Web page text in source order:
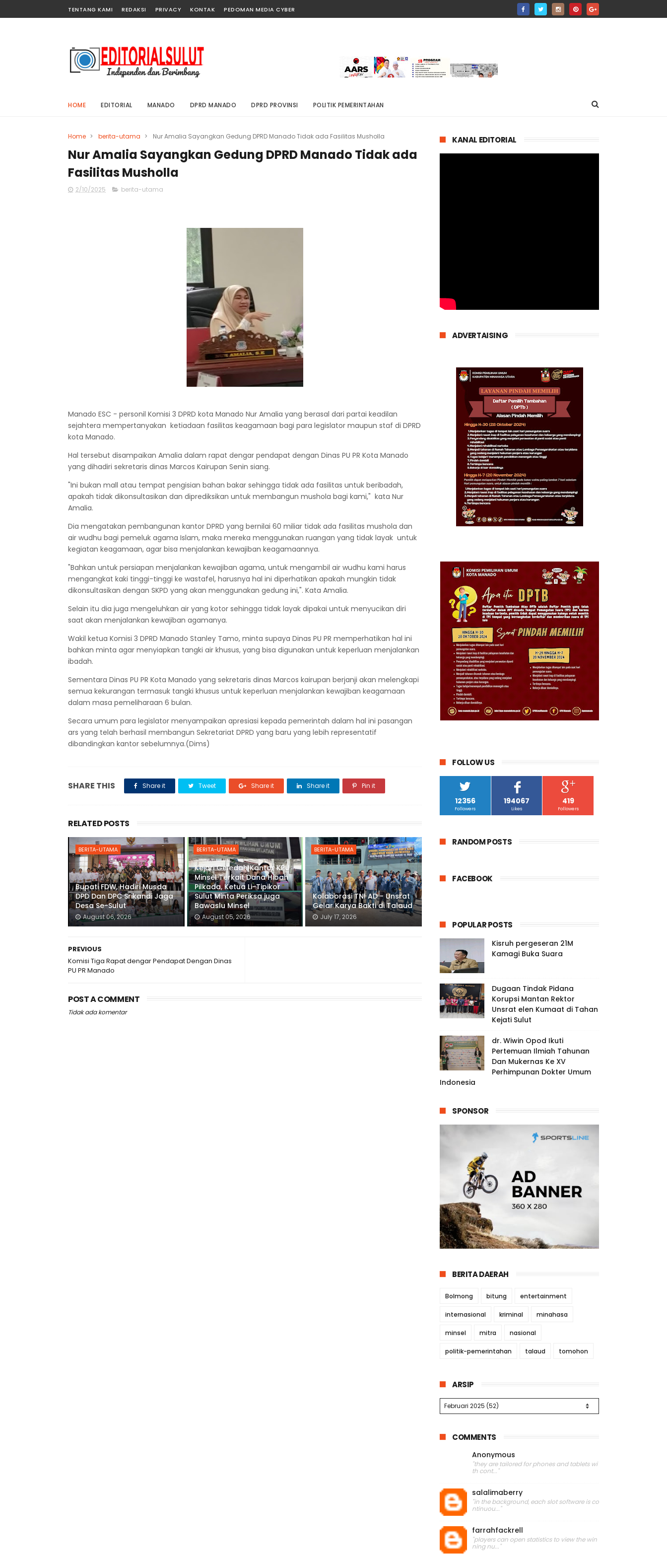
TENTANG KAMI REDAKSI PRIVACY KONTAK PEDOMAN MEDIA CYBER
HOME EDITORIAL MANADO DPRD MANADO DPRD PROVINSI POLITIK PEMERINTAHAN
Home > berita-utama > Nur Amalia Sayangkan Gedung DPRD Manado Tidak ada Fasilitas Musholla
Nur Amalia Sayangkan Gedung DPRD Manado Tidak ada
Fasilitas Musholla
2/10/2025 berita-utama
Manado ESC - personil Komisi 3 DPRD kota Manado Nur Amalia yang berasal dari partai keadilan
sejahtera mempertanyakan ketiadaan fasilitas keagamaan bagi para legislator maupun staf di DPRD
kota Manado.
Hal tersebut disampaikan Amalia dalam rapat dengar pendapat dengan Dinas PU PR Kota Manado
yang dihadiri sekretaris dinas Marcos Kairupan Senin siang.
"Ini bukan mall atau tempat pengisian bahan bakar sehingga tidak ada fasilitas untuk beribadah,
apakah tidak dikonsultasikan dan diprediksikan untuk membangun mushola bagi kami," kata Nur
Amalia.
Dia mengatakan pembangunan kantor DPRD yang bernilai 60 miliar tidak ada fasilitas mushola dan
air wudhu bagi pemeluk agama Islam, maka mereka menggunakan ruangan yang tidak layak untuk
kegiatan keagamaan, agar bisa menjalankan kewajiban keagamaannya.
"Bahkan untuk persiapan menjalankan kewajiban agama, untuk mengambil air wudhu kami harus
mengangkat kaki tinggi-tinggi ke wastafel, harusnya hal ini diperhatikan apakah mungkin tidak
dikonsultasikan dengan SKPD yang akan menggunakan gedung ini,". Kata Amalia.
Selain itu dia juga mengeluhkan air yang kotor sehingga tidak layak dipakai untuk menyucikan diri
saat akan menjalankan kewajiban agamanya.
Wakil ketua Komisi 3 DPRD Manado Stanley Tamo, minta supaya Dinas PU PR memperhatikan hal ini
bahkan minta agar menyiapkan tangki air khusus, yang bisa digunakan untuk keperluan menjalankan
ibadah.
Sementara Dinas PU PR Kota Manado yang sekretaris dinas Marcos kairupan berjanji akan melengkapi
semua kekurangan termasuk tangki khusus untuk keperluan menjalankan kewajiban keagamaan
dalam masa pemeliharaan 6 bulan.
Secara umum para legislator menyampaikan apresiasi kepada pemerintah dalam hal ini pasangan
ars yang telah berhasil membangun Sekretariat DPRD yang baru yang lebih representatif
dibandingkan kantor sebelumnya.(Dims)
SHARE THIS Share it Tweet Share it Share it Pin it
RELATED POSTS
BERITA-UTAMA
Bupati FDW, Hadiri Musda
DPD Dan DPC Srikandi Jaga
Desa Se-Sulut
August 06, 2026
BERITA-UTAMA
Kejari Geledah Kantor KPU
Minsel Terkait Dana Hibah
Pilkada, Ketua Li-Tipikor
Sulut Minta Periksa juga
Bawaslu Minsel
August 05, 2026
BERITA-UTAMA
Kolaborasi TNI AD - Unsrat
Gelar Karya Bakti di Talaud
July 17, 2026
PREVIOUS
Komisi Tiga Rapat dengar Pendapat Dengan Dinas
PU PR Manado
POST A COMMENT
Tidak ada komentar
KANAL EDITORIAL
ADVERTAISING
FOLLOW US
12356
Followers
194067
Likes
419
Followers
RANDOM POSTS
FACEBOOK
POPULAR POSTS
Kisruh pergeseran 21M
Kamagi Buka Suara
Dugaan Tindak Pidana
Korupsi Mantan Rektor
Unsrat elen Kumaat di Tahan
Kejati Sulut
dr. Wiwin Opod Ikuti
Pertemuan Ilmiah Tahunan
Dan Mukernas Ke XV
Perhimpunan Dokter Umum
Indonesia
SPONSOR
BERITA DAERAH
Bolmong bitung entertainment
internasional kriminal minahasa
minsel mitra nasional
politik-pemerintahan talaud tomohon
ARSIP
COMMENTS
Anonymous
"they are tailored for phones and tablets wi
th cont..."
salalimaberry
"in the background, each slot software is co
ntinuou..."
farrahfackrell
"players can open statistics to view the win
ning nu..."